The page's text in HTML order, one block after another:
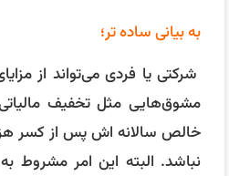
به بیانی ساده تر؛
شرکتی یا فردی می‌تواند از
مشوق‌هایی مثل تخفیف
خالص سالانه اش پس از کسر
نباشد. البته این امر مشروط